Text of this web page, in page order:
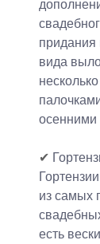
придания
вида
осенними
✔
из самых
есть